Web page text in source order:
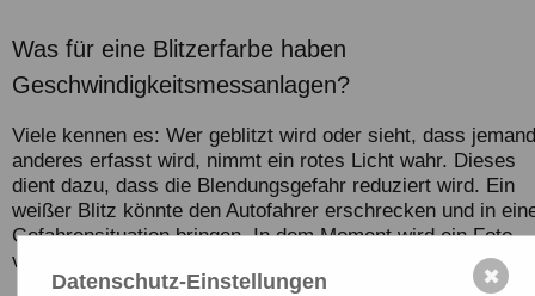
Was für eine Blitzerfarbe haben
Geschwindigkeitsmessanlagen?
Viele kennen es: Wer geblitzt wird oder sieht, dass jemand
anderes erfasst wird, nimmt ein rotes Licht wahr. Dieses
dient dazu, dass die Blendungsgefahr reduziert wird. Ein
weißer Blitz könnte den Autofahrer erschrecken und in
Gefahrensituation bringen. In dem Moment wird ein Foto
vom Fahrer und Kennzeichen erstellt und digital
Datenschutz-Einstellungen ✖